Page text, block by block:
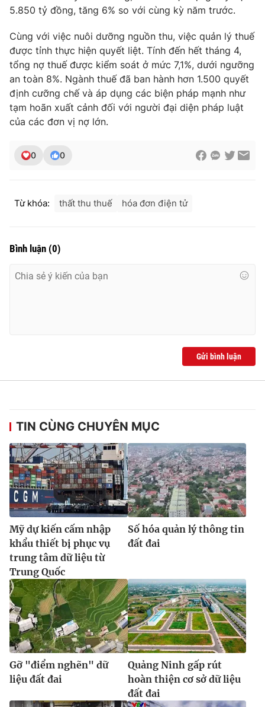
Ðiện thoại Thời báo VTV:024.66 897 897
Liên hệ quảng cáo:024-7300.7108
® Cấm sao chép dưới mọi hình thức nếu không có sự chấp
5.850 tỷ đồng, tăng 6% so với cùng kỳ năm trước.
Cùng với việc nuôi dưỡng nguồn thu, việc quản lý thuế
được tỉnh thực hiện quyết liệt. Tính đến hết tháng 4,
tổng nợ thuế được kiểm soát ở mức 7,1%, dưới ngưỡng
an toàn 8%. Ngành thuế đã ban hành hơn 1.500 quyết
định cưỡng chế và áp dụng các biện pháp mạnh như
tạm hoãn xuất cảnh đối với người đại diện pháp luật
của các đơn vị nợ lớn.
0 0
Từ khóa: thất thu thuế hóa đơn điện tử
Bình luận (0)
Gửi bình luận
TIN CÙNG CHUYÊN MỤC
Mỹ dự kiến cấm nhập
khẩu thiết bị phục vụ
trung tâm dữ liệu từ
Trung Quốc
Số hóa quản lý thông tin
đất đai
Gỡ "điểm nghẽn" dữ
liệu đất đai
Quảng Ninh gấp rút
hoàn thiện cơ sở dữ liệu
đất đai